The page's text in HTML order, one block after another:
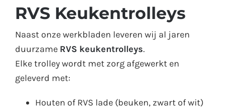
RVS Keukentrolleys
Naast onze werkbladen leveren wij al jaren
duurzame RVS keukentrolleys.
Elke trolley wordt met zorg afgewerkt en
geleverd met:
Houten of RVS lade (beuken, zwart of wit)